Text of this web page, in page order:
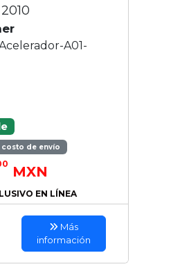
A01-
costo de envío
MXN
EN LÍNEA
Más
información